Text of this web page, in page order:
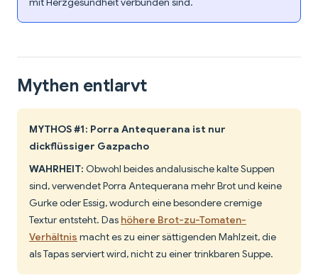
Mythen entlarvt
MYTHOS #1: Porra Antequerana ist nur
dickflüssiger Gazpacho
WAHRHEIT: Obwohl beides andalusische kalte Suppen
sind, verwendet Porra Antequerana mehr Brot und keine
Gurke oder Essig, wodurch eine besondere cremige
Textur entsteht. Das höhere Brot-zu-Tomaten-
Verhältnis macht es zu einer sättigenden Mahlzeit, die
als Tapas serviert wird, nicht zu einer trinkbaren Suppe.